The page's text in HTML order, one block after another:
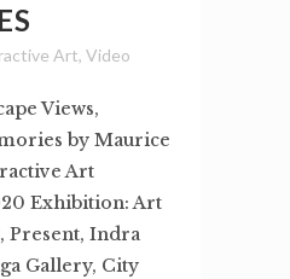
Art, Video
Views,
by Maurice
Art
Exhibition: Art
Present, Indra
Gallery, City